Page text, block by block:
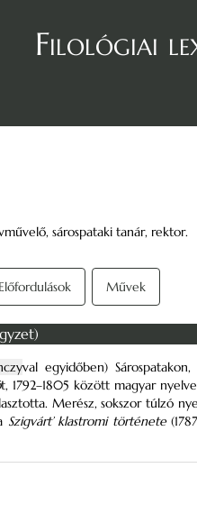
Filológiai
sárospataki tanár, rektor.
Előfordulások Művek
val egyidőben)
t, 1792–1805 között magyar
Merész, sokszor túlzó
Szigvárt’ klastromi története